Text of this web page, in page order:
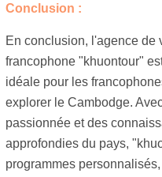
Conclusion :
En conclusion, l'agence de
francophone "khuontour"
idéale pour les
explorer le Cambodge.
passionnée et des
approfondies du pays,
programmes